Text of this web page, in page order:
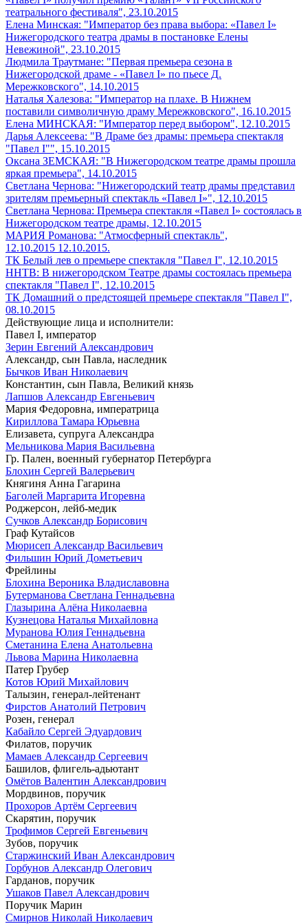
театрального фестиваля", 23.10.2015
Елена Минская: "Император без права выбора: «Павел I»
Нижегородского театра драмы в постановке Елены
Невежиной", 23.10.2015
Людмила Траутмане: "Первая премьера сезона в
Нижегородской драме - «Павел I» по пьесе Д.
Мережковского", 14.10.2015
Наталья Халезова: "Император на плахе. В Нижнем
поставили символичную драму Мережковского", 16.10.2015
Елена МИНСКАЯ: "Император перед выбором", 12.10.2015
Дарья Алексеева: "В Драме без драмы: премьера спектакля
"Павел I"", 15.10.2015
Оксана ЗЕМСКАЯ: "В Нижегородском театре драмы прошла
яркая премьера", 14.10.2015
Светлана Чернова: "Нижегородский театр драмы представил
зрителям премьерный спектакль «Павел I»", 12.10.2015
Светлана Чернова: Премьера спектакля «Павел I» состоялась в
Нижегородском театре драмы, 12.10.2015
МАРИЯ Романова: "Атмосферный спектакль",
12.10.2015 12.10.2015.
ТК Белый лев о премьере спектакля "Павел I", 12.10.2015
ННТВ: В нижегородском Театре драмы состоялась премьера
спектакля "Павел I", 12.10.2015
ТК Домашний о предстоящей премьере спектакля "Павел I",
08.10.2015
Действующие лица и исполнители:
Павел I, император
Зерин Евгений Александрович
Александр, сын Павла, наследник
Бычков Иван Николаевич
Константин, сын Павла, Великий князь
Лапшов Александр Евгеньевич
Мария Федоровна, императрица
Кириллова Тамара Юрьевна
Елизавета, супруга Александра
Мельникова Мария Васильевна
Гр. Пален, военный губернатор Петербурга
Блохин Сергей Валерьевич
Княгиня Анна Гагарина
Баголей Маргарита Игоревна
Роджерсон, лейб-медик
Сучков Александр Борисович
Граф Кутайсов
Мюрисеп Александр Васильевич
Фильшин Юрий Дометьевич
Фрейлины
Блохина Вероника Владиславовна
Бутерманова Светлана Геннадьевна
Глазырина Алёна Николаевна
Кузнецова Наталья Михайловна
Муранова Юлия Геннадьевна
Сметанина Елена Анатольевна
Львова Марина Николаевна
Патер Грубер
Котов Юрий Михайлович
Талызин, генерал-лейтенант
Фирстов Анатолий Петрович
Розен, генерал
Кабайло Сергей Эдуардович
Филатов, поручик
Мамаев Александр Сергеевич
Башилов, флигель-адьютант
Омётов Валентин Александрович
Мордвинов, поручик
Прохоров Артём Сергеевич
Скарятин, поручик
Трофимов Сергей Евгеньевич
Зубов, поручик
Старжинский Иван Александрович
Горбунов Александр Олегович
Гарданов, поручик
Ушаков Павел Александрович
Поручик Марин
Смирнов Николай Николаевич